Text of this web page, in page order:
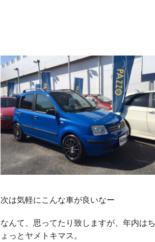
次は気軽にこんな車が良いなー
なんて、思ってたり致しますが、年内はち
ょっとヤメトキマス。